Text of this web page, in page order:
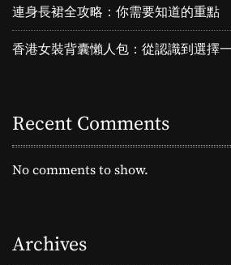
連身長裙全攻略：你需要知道的重點
香港女裝背囊懶人包：從認識到選擇
Recent Comments
No comments to show.
Archives